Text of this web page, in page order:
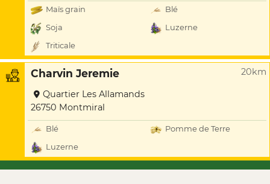
Maïs grain
Blé
Soja
Luzerne
Triticale
Charvin Jeremie 20km
Quartier Les Allamands
26750 Montmiral
Blé
Pomme de Terre
Luzerne